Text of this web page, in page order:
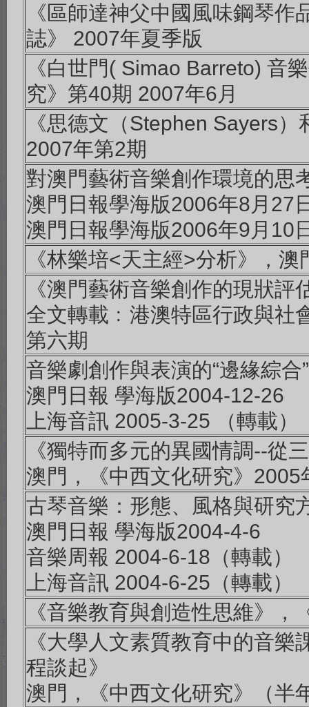
《區師達神父中國風味鋼琴
誌》 2007年夏季版
《白世門( Simao Barreto) 音
究》第40期 2007年6月
《思德文（Stephen Sayers
2007年第2期
對澳門藝術音樂創作環境的思
澳門日報學海版2006年8月27
澳門日報學海版2006年9月10
《林樂培<天主經>分析》，
《澳門藝術音樂創作的現狀
全文轉載﹕港澳特區行政與社
第六期
音樂劇創作與表演的“邊緣綜合
澳門日報 學海版2004-12-26
上海音訊 2005-3-25 （轉載）
《獨特而多元的異國情調--從
澳門，《中西文化研究》2005
古琴音樂：形態、風格與研究
澳門日報 學海版2004-4-6
音樂周報 2004-6-18（轉載）
上海音訊 2004-6-25（轉載）
《音樂教育與創造性思維》
《大學人文素質教育中的音
程談起》
澳門，《中西文化研究》（半